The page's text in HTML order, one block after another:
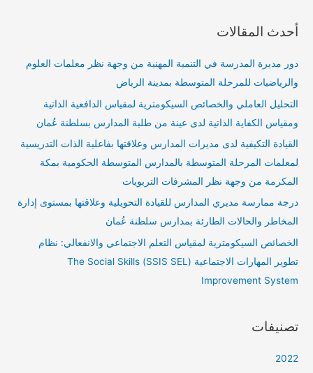
أحدث المقالات
دور مديرة المدرسة في التنمية المهنية من وجهة نظر معلمات العلوم
والرياضيات للمرحلة المتوسطة بمدينة الرياض
التحليل العاملي والخصائص السيكومترية لمقياس الدافعية الذاتية
ومقياس الكفاية الذاتية لدى عينة من طلبة المدارس بسلطنة عُمان
القيادة التكيفية لدى مديرات المدارس وعلاقتها بفاعلية الذات التدريسية
لمعلمات المرحلة المتوسطة بالمدارس المتوسطة الحكومية بمكة
المكرمة من وجهة نظر المشرفات التربويات
درجة ممارسة مديري المدارس للقيادة التحويلية وعلاقتها بمستوى إدارة
المخاطر والحالات الطارئة بمدارس سلطنة عُمان
الخصائص السيكومترية لمقياس التعلم الاجتماعي والانفعالي: نظام
تطوير المهارات الاجتماعية (SSIS SEL) The Social Skills
Improvement System
تصنيفات
2022